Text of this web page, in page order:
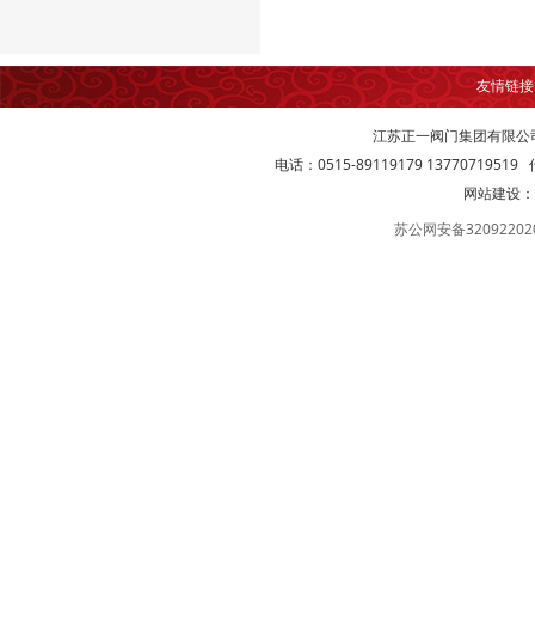
友情链
江苏正一阀门集团有限公
电话：0515-89119179 13770719519
网站建设：
苏公网安备